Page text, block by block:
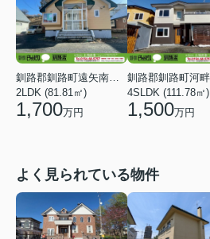
釧路郡釧路町遠矢南４丁目
2LDK (81.81㎡)
1,700万円
4SLDK (111.78㎡)
1,500万円
よく見られている物件